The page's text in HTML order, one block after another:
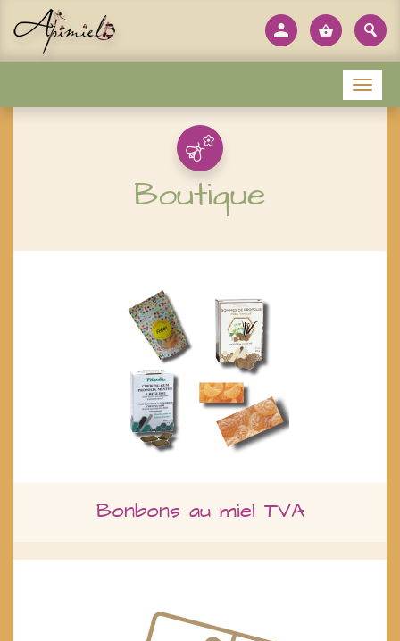
Boutique
Bonbons au miel TVA
Menu
Panneau de gestion des cookies